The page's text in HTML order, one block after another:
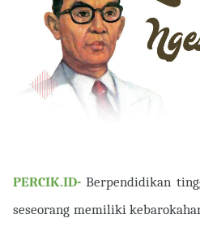
PERCIK.ID- Berpendidikan
seseorang memiliki